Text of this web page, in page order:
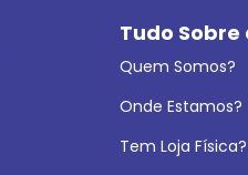
Tudo Sobre
Quem Somos?
Onde Estamos?
Tem Loja Física?